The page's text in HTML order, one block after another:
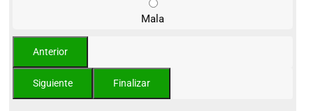
Mala